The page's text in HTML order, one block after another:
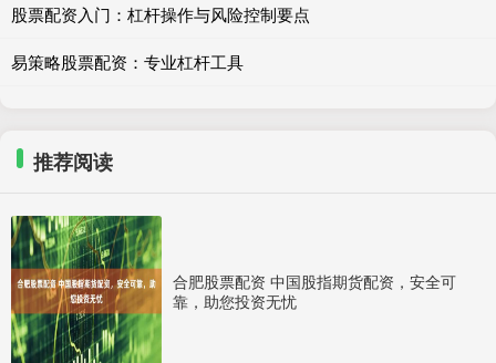
股票配资入门：杠杆操作与风险控制要点
易策略股票配资：专业杠杆工具
推荐阅读
合肥股票配资 中国股指期货配资，安全可
靠，助您投资无忧